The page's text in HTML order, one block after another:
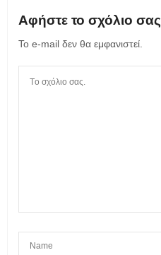
Αφήστε το σχόλιο σας
Το e-mail δεν θα εμφανιστεί.